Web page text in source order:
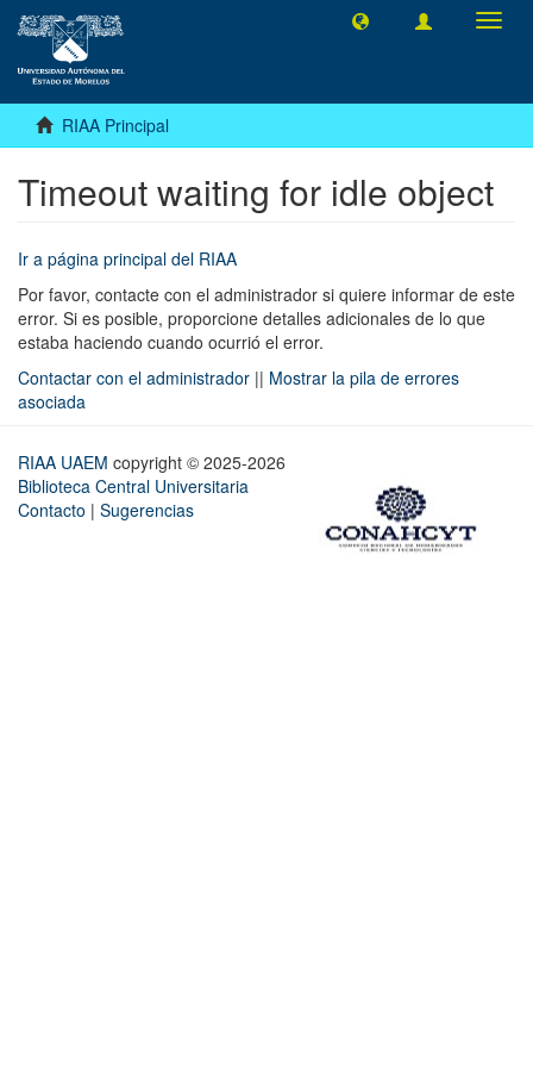
RIAA Principal
Timeout waiting for idle object
Ir a página principal del RIAA
Por favor, contacte con el administrador si quiere informar de este
error. Si es posible, proporcione detalles adicionales de lo que
estaba haciendo cuando ocurrió el error.
Contactar con el administrador || Mostrar la pila de errores
asociada
RIAA UAEM copyright © 2025-2026
Biblioteca Central Universitaria
Contacto | Sugerencias